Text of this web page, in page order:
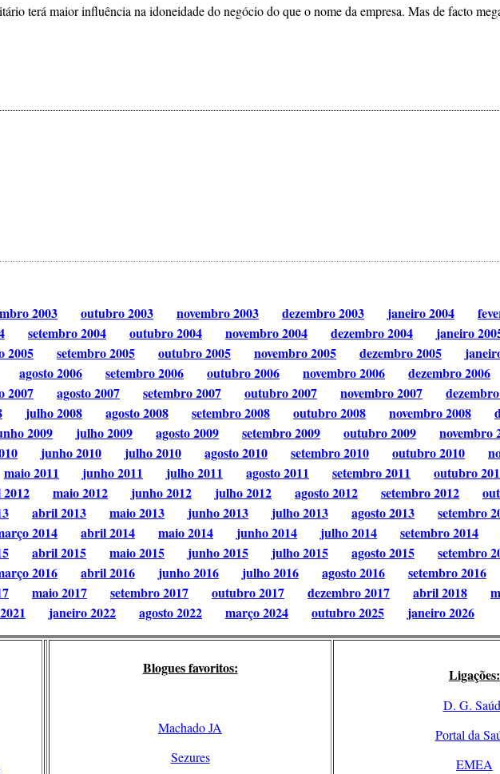
terá maior influência na idoneidade do negócio do que o nome da empresa. Mas de facto
2003 outubro 2003 novembro 2003 dezembro 2003 janeiro 2004
setembro 2004 outubro 2004 novembro 2004 dezembro 2004 janeiro
2005 setembro 2005 outubro 2005 novembro 2005 dezembro 2005
agosto 2006 setembro 2006 outubro 2006 novembro 2006 dezembro 2006
2007 agosto 2007 setembro 2007 outubro 2007 novembro 2007
julho 2008 agosto 2008 setembro 2008 outubro 2008 novembro 2008
2009 julho 2009 agosto 2009 setembro 2009 outubro 2009 novembro
junho 2010 julho 2010 agosto 2010 setembro 2010 outubro 2010
maio 2011 junho 2011 julho 2011 agosto 2011 setembro 2011 outubro
maio 2012 junho 2012 julho 2012 agosto 2012 setembro 2012
abril 2013 maio 2013 junho 2013 julho 2013 agosto 2013 setembro
2014 abril 2014 maio 2014 junho 2014 julho 2014 setembro 2014
abril 2015 maio 2015 junho 2015 julho 2015 agosto 2015 setembro
2016 abril 2016 junho 2016 julho 2016 agosto 2016 setembro 2016
maio 2017 setembro 2017 outubro 2017 dezembro 2017 abril 2018
janeiro 2022 agosto 2022 março 2024 outubro 2025 janeiro 2026
Blogues favoritos:
Machado JA
Sezures
Ligações:
D. G.
Portal da
EMEA